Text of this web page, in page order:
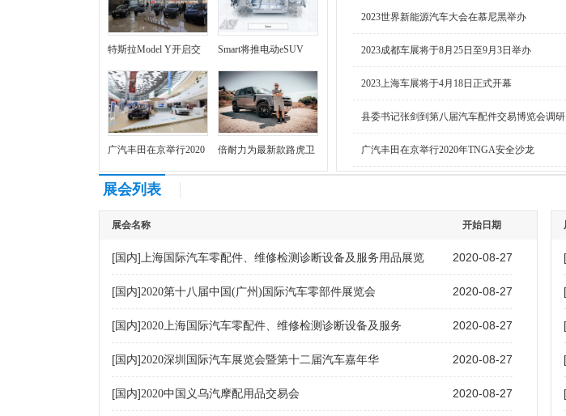
特斯拉Model Y开启交
付，
Smart将推电动eSUV
广汽丰田在京举行2020
年TN
倍耐力为最新款路虎卫
士车型提供
2023世界新能源汽车大会在慕尼黑举办
2023成都车展将于8月25日至9月3日举办
2023上海车展将于4月18日正式开幕
县委书记张剑到第八届汽车配件交易博览会调研
广汽丰田在京举行2020年TNGA安全沙龙
展会列表
展会名称 开始日期
[ 国内]上海国际汽车零配件、维修检测诊断设备及服务用品展览 2020-08-27
[ 国内]2020第十八届中国(广州)国际汽车零部件展览会 2020-08-27
[ 国内]2020上海国际汽车零配件、维修检测诊断设备及服务 2020-08-27
[ 国内]2020深圳国际汽车展览会暨第十二届汽车嘉年华 2020-08-27
[ 国内]2020中国义乌汽摩配用品交易会 2020-08-27
[
[
[
[
[